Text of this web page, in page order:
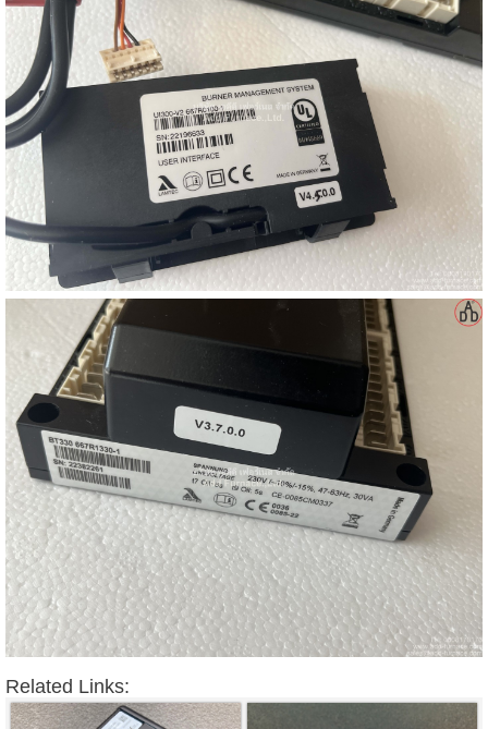
Related Links: